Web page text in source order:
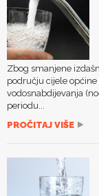
Zbog smanjene
području cijele
vodosnabdijevanja
periodu...
PROČITAJ VIŠE